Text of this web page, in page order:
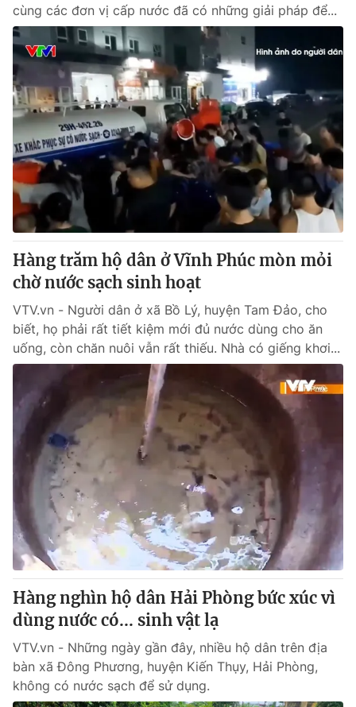
cùng các đơn vị cấp nước đã có những giải pháp để...
Hàng trăm hộ dân ở Vĩnh Phúc mòn mỏi
chờ nước sạch sinh hoạt
VTV.vn - Người dân ở xã Bồ Lý, huyện Tam Đảo, cho
biết, họ phải rất tiết kiệm mới đủ nước dùng cho ăn
uống, còn chăn nuôi vẫn rất thiếu. Nhà có giếng khơi...
Hàng nghìn hộ dân Hải Phòng bức xúc vì
dùng nước có... sinh vật lạ
VTV.vn - Những ngày gần đây, nhiều hộ dân trên địa
bàn xã Đông Phương, huyện Kiến Thụy, Hải Phòng,
không có nước sạch để sử dụng.